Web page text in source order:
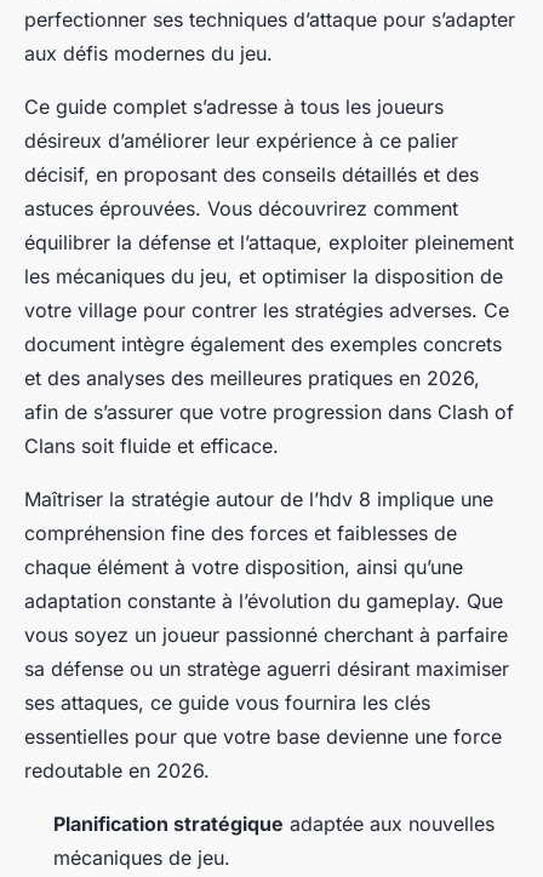
perfectionner ses techniques d’attaque pour s’adapter
aux défis modernes du jeu.
Ce guide complet s’adresse à tous les joueurs
désireux d’améliorer leur expérience à ce palier
décisif, en proposant des conseils détaillés et des
astuces éprouvées. Vous découvrirez comment
équilibrer la défense et l’attaque, exploiter pleinement
les mécaniques du jeu, et optimiser la disposition de
votre village pour contrer les stratégies adverses. Ce
document intègre également des exemples concrets
et des analyses des meilleures pratiques en 2026,
afin de s’assurer que votre progression dans Clash of
Clans soit fluide et efficace.
Maîtriser la stratégie autour de l’hdv 8 implique une
compréhension fine des forces et faiblesses de
chaque élément à votre disposition, ainsi qu’une
adaptation constante à l’évolution du gameplay. Que
vous soyez un joueur passionné cherchant à parfaire
sa défense ou un stratège aguerri désirant maximiser
ses attaques, ce guide vous fournira les clés
essentielles pour que votre base devienne une force
redoutable en 2026.
Planification stratégique adaptée aux nouvelles
mécaniques de jeu.